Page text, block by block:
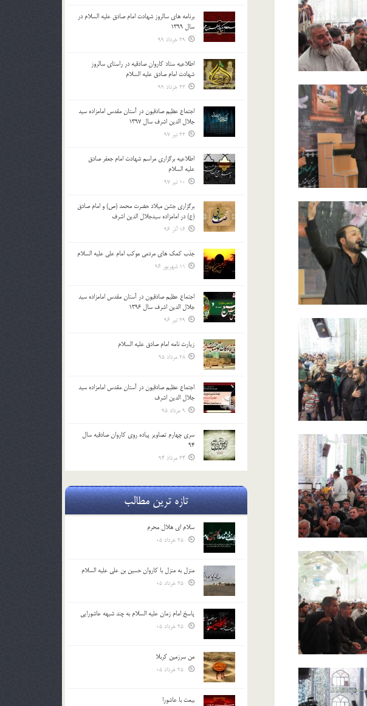
برنامه های سالروز شهادت امام صادق علیه السلام در
سال 1399
29 خرداد 99
اطلاعیه ستاد کاروان صادقیه در راستای سالروز
شهادت امام صادق علیه السلام
23 خرداد 99
اجتماع عظیم صادقیون در آستان مقدس امامزاده سید
جلال الدین اشرف سال 1397
22 تیر 97
اطلاعیه برگزاری مراسم شهادت امام جعفر صادق
علیه السلام
10 تیر 97
برگزاری جشن میلاد حضرت محمد (ص) و امام صادق
(ع) در امامزاده سیدجلال الدین اشرف
16 آذر 96
جذب کمک های مردمی موکب امام علی علیه السلام
11 شهریور 96
اجتماع عظیم صادقیون در آستان مقدس امامزاده سید
جلال الدین اشرف سال 1396
29 تیر 96
زیارت نامه امام صادق علیه السلام
28 مرداد 95
اجتماع عظیم صادقیون در آستان مقدس امامزاده سید
جلال الدین اشرف
9 مرداد 95
سری چهارم تصاویر پیاده روی کاروان صادقیه سال
94
24 مرداد 94
تازه ترین مطالب
سلام ای هلال محرم
منزل به منزل با کاروان حسین بن علی علیه السلام
پاسخ امام زمان علیه السلام به چند شبهه عاشورایی
من سرزمین کربلا
بیعت با عاشورا